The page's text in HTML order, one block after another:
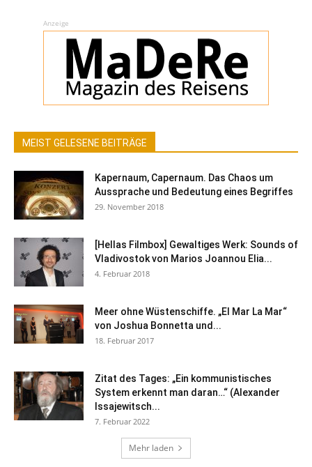
Anzeige
MEIST GELESENE BEITRÄGE
Kapernaum, Capernaum. Das Chaos um
Aussprache und Bedeutung eines Begriffes
29. November 2018
[Hellas Filmbox] Gewaltiges Werk: Sounds of
Vladivostok von Marios Joannou Elia...
4. Februar 2018
Meer ohne Wüstenschiffe. „El Mar La Mar“
von Joshua Bonnetta und...
18. Februar 2017
Zitat des Tages: „Ein kommunistisches
System erkennt man daran…“ (Alexander
Issajewitsch...
7. Februar 2022
Mehr laden